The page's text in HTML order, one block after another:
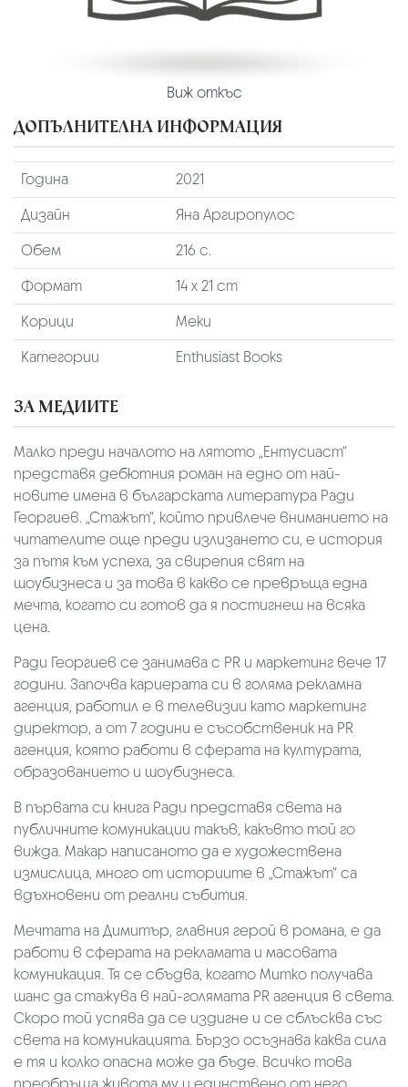
Виж откъс
ДОПЪЛНИТЕЛНА ИНФОРМАЦИЯ
Година
2021
Дизайн
Яна Аргиропулос
Обем
216 с.
Формат
14 х 21 cm
Корици
Меки
Категории
Enthusiast Books
ЗА МЕДИИТЕ
Малко преди началото на лятото „Ентусиаст“
представя дебютния роман на едно от най-
новите имена в българската литература Ради
Георгиев. „Стажът“, който привлече вниманието на
читателите още преди излизането си, е история
за пътя към успеха, за свирепия свят на
шоубизнеса и за това в какво се превръща една
мечта, когато си готов да я постигнеш на всяка
цена.
Ради Георгиев се занимава с PR и маркетинг вече 17
години. Започва кариерата си в голяма рекламна
агенция, работил е в телевизии като маркетинг
директор, а от 7 години е съсобственик на PR
агенция, която работи в сферата на културата,
образованието и шоубизнеса.
В първата си книга Ради представя света на
публичните комуникации такъв, какъвто той го
вижда. Макар написаното да е художествена
измислица, много от историите в „Стажът“ са
вдъхновени от реални събития.
Мечтата на Димитър, главния герой в романа, е да
работи в сферата на рекламата и масовата
комуникация. Тя се сбъдва, когато Митко получава
шанс да стажува в най-голямата PR агенция в света.
Скоро той успява да се издигне и се сблъсква със
света на комуникацията. Бързо осъзнава каква сила
е тя и колко опасна може да бъде. Всичко това